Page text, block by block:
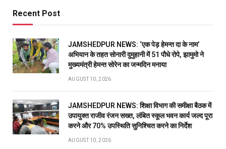
Recent Post
JAMSHEDPUR NEWS: ‘एक पेड़ हेमन्त दा के नाम’
अभियान के तहत सोनारी दुमुहानी में 51 पौधे रोपे, झामुमो ने
मुख्यमंत्री हेमन्त सोरेन का जन्मदिन मनाया
AUGUST 10, 2026
JAMSHEDPUR NEWS: शिक्षा विभाग की समीक्षा बैठक में
उपायुक्त राजीव रंजन सख्त, लंबित स्कूल भवन कार्य जल्द पूरा
करने और 70% उपस्थिति सुनिश्चित करने का निर्देश
AUGUST 10, 2026